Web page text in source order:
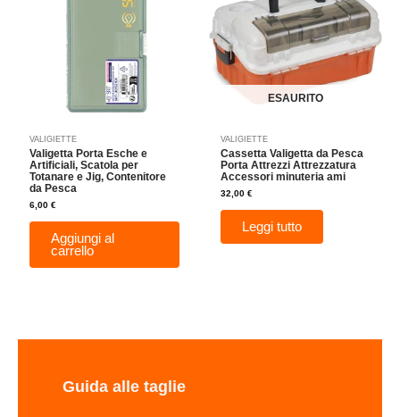
VALIGIETTE
Valigetta Porta Esche e
Artificiali, Scatola per
Totanare e Jig, Contenitore
da Pesca
6,00€
Aggiungi al
carrello
ESAURITO
VALIGIETTE
Cassetta Valigetta da Pesca
Porta Attrezzi Attrezzatura
Accessori minuteria ami
32,00€
Leggi tutto
Guida alle taglie